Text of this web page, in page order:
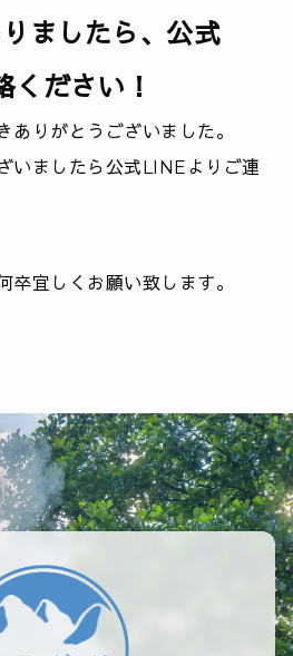
ましたら、公式
ださい！
ありがとうございました。
いましたら公式LINEよりご連
卒宜しくお願い致します。